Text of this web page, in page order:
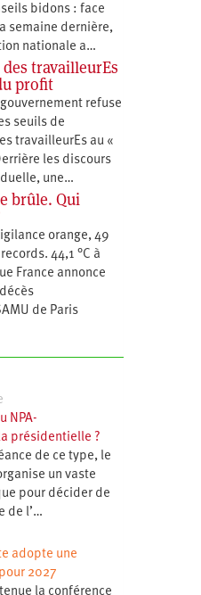
bidons : face
semaine dernière,
nationale a…
travailleurEs
profit
refuse
seuils de
travailleurEs au «
les discours
une…
brûle. Qui
orange, 49
44,1 °C à
France annonce
de Paris
NPA-
présidentielle ?
de ce type, le
un vaste
pour décider de
de l’…
adopte une
2027
la conférence